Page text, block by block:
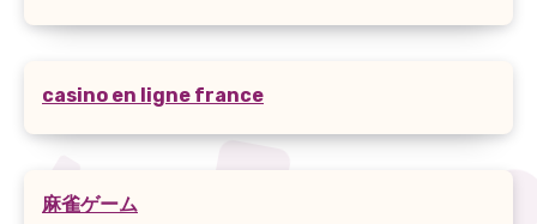
casino en ligne france
麻雀ゲーム